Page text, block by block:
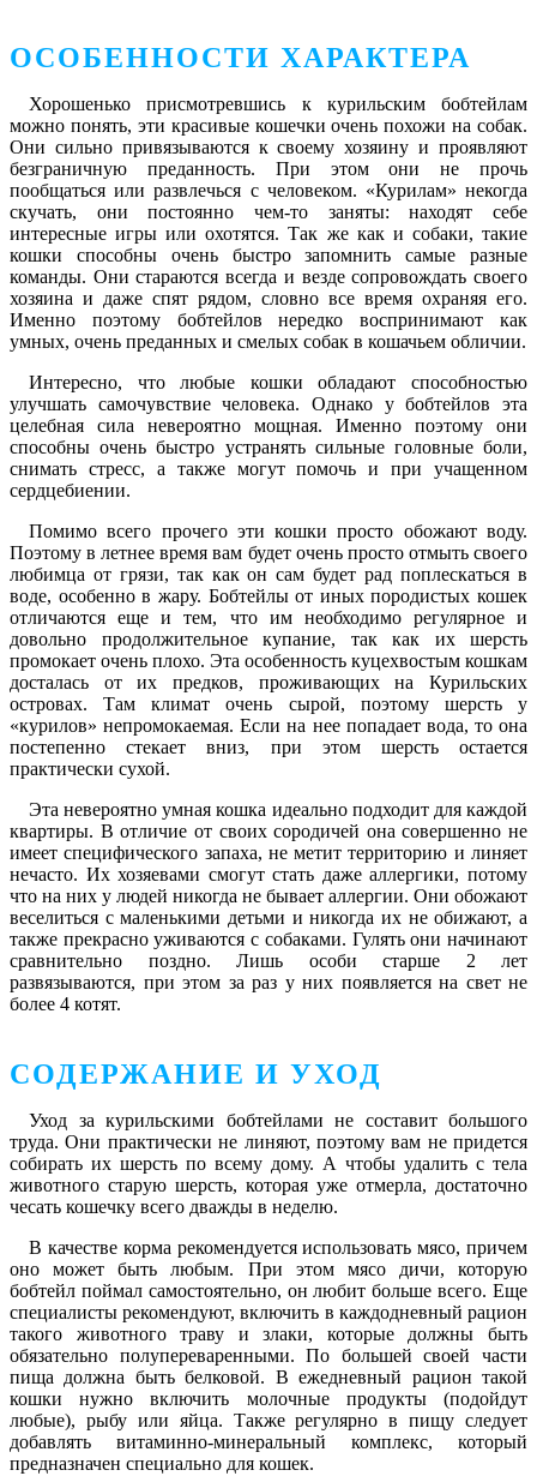
ОСОБЕННОСТИ ХАРАКТЕРА
Хорошенько присмотревшись к курильским бобтейлам
можно понять, эти красивые кошечки очень похожи на собак.
Они сильно привязываются к своему хозяину и проявляют
безграничную преданность. При этом они не прочь
пообщаться или развлечься с человеком. «Курилам» некогда
скучать, они постоянно чем-то заняты: находят себе
интересные игры или охотятся. Так же как и собаки, такие
кошки способны очень быстро запомнить самые разные
команды. Они стараются всегда и везде сопровождать своего
хозяина и даже спят рядом, словно все время охраняя его.
Именно поэтому бобтейлов нередко воспринимают как
умных, очень преданных и смелых собак в кошачьем обличии.
Интересно, что любые кошки обладают способностью
улучшать самочувствие человека. Однако у бобтейлов эта
целебная сила невероятно мощная. Именно поэтому они
способны очень быстро устранять сильные головные боли,
снимать стресс, а также могут помочь и при учащенном
сердцебиении.
Помимо всего прочего эти кошки просто обожают воду.
Поэтому в летнее время вам будет очень просто отмыть своего
любимца от грязи, так как он сам будет рад поплескаться в
воде, особенно в жару. Бобтейлы от иных породистых кошек
отличаются еще и тем, что им необходимо регулярное и
довольно продолжительное купание, так как их шерсть
промокает очень плохо. Эта особенность куцехвостым кошкам
досталась от их предков, проживающих на Курильских
островах. Там климат очень сырой, поэтому шерсть у
«курилов» непромокаемая. Если на нее попадает вода, то она
постепенно стекает вниз, при этом шерсть остается
практически сухой.
Эта невероятно умная кошка идеально подходит для каждой
квартиры. В отличие от своих сородичей она совершенно не
имеет специфического запаха, не метит территорию и линяет
нечасто. Их хозяевами смогут стать даже аллергики, потому
что на них у людей никогда не бывает аллергии. Они обожают
веселиться с маленькими детьми и никогда их не обижают, а
также прекрасно уживаются с собаками. Гулять они начинают
сравнительно поздно. Лишь особи старше 2 лет
развязываются, при этом за раз у них появляется на свет не
более 4 котят.
СОДЕРЖАНИЕ И УХОД
Уход за курильскими бобтейлами не составит большого
труда. Они практически не линяют, поэтому вам не придется
собирать их шерсть по всему дому. А чтобы удалить с тела
животного старую шерсть, которая уже отмерла, достаточно
чесать кошечку всего дважды в неделю.
В качестве корма рекомендуется использовать мясо, причем
оно может быть любым. При этом мясо дичи, которую
бобтейл поймал самостоятельно, он любит больше всего. Еще
специалисты рекомендуют, включить в каждодневный рацион
такого животного траву и злаки, которые должны быть
обязательно полупереваренными. По большей своей части
пища должна быть белковой. В ежедневный рацион такой
кошки нужно включить молочные продукты (подойдут
любые), рыбу или яйца. Также регулярно в пищу следует
добавлять витаминно-минеральный комплекс, который
предназначен специально для кошек.